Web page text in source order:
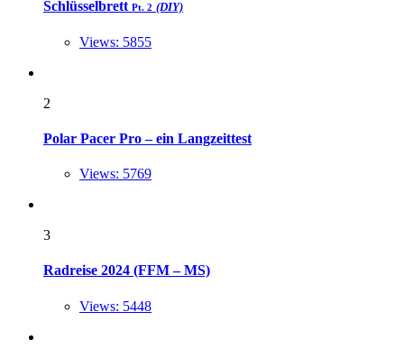
Schlüsselbrett Pt. 2 (DIY)
Views: 5855
2
Polar Pacer Pro – ein Langzeittest
Views: 5769
3
Radreise 2024 (FFM – MS)
Views: 5448